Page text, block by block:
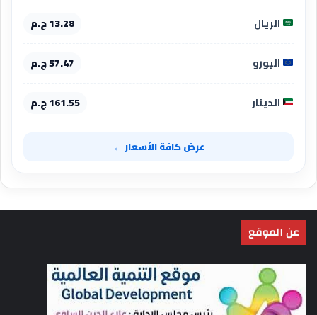
الريال 13.28 ج.م
اليورو 57.47 ج.م
الدينار 161.55 ج.م
عرض كافة الأسعار ←
عن الموقع